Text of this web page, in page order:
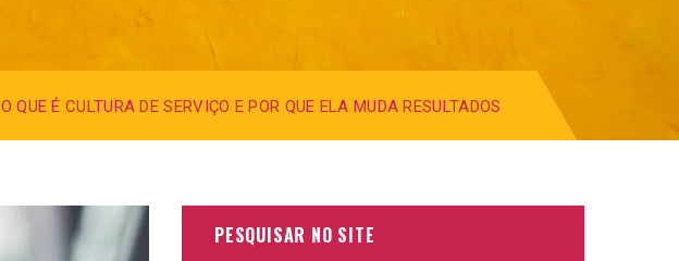
O QUE É CULTURA DE SERVIÇO E POR QUE ELA MUDA RESULTADOS
PESQUISAR NO SITE